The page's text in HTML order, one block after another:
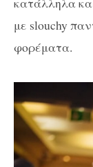
με slouchy
φορέματα.